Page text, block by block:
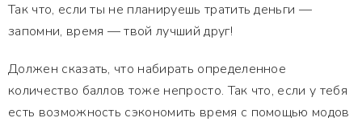
Так что, если ты не планируешь тратить деньги —
запомни, время — твой лучший друг!
Должен сказать, что набирать определенное
количество баллов тоже непросто. Так что, если у тебя
есть возможность сэкономить время с помощью модов